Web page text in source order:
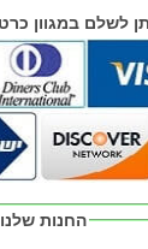
החנות שלנו